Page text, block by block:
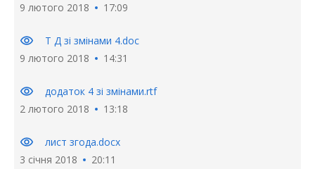
9 лютого 2018
17:09
visibility
Т Д зі змінами 4.doc
9 лютого 2018
14:31
visibility
додаток 4 зі змінами.rtf
2 лютого 2018
13:18
visibility
лист згода.docx
3 січня 2018
20:11